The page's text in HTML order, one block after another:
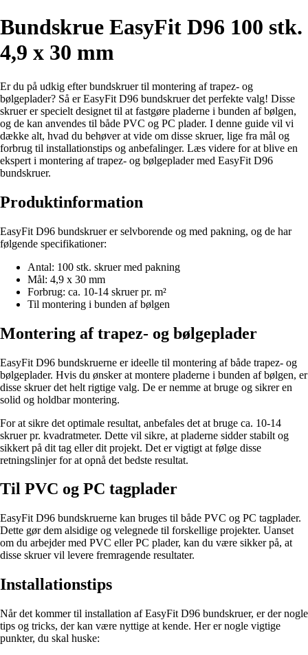
Bundskrue EasyFit D96 100 stk.
4,9 x 30 mm
Er du på udkig efter bundskruer til montering af trapez- og
bølgeplader? Så er EasyFit D96 bundskruer det perfekte valg! Disse
skruer er specielt designet til at fastgøre pladerne i bunden af bølgen,
og de kan anvendes til både PVC og PC plader. I denne guide vil vi
dække alt, hvad du behøver at vide om disse skruer, lige fra mål og
forbrug til installationstips og anbefalinger. Læs videre for at blive en
ekspert i montering af trapez- og bølgeplader med EasyFit D96
bundskruer.
Produktinformation
EasyFit D96 bundskruer er selvborende og med pakning, og de har
følgende specifikationer:
Antal: 100 stk. skruer med pakning
Mål: 4,9 x 30 mm
Forbrug: ca. 10-14 skruer pr. m²
Til montering i bunden af bølgen
Montering af trapez- og bølgeplader
EasyFit D96 bundskruerne er ideelle til montering af både trapez- og
bølgeplader. Hvis du ønsker at montere pladerne i bunden af bølgen, er
disse skruer det helt rigtige valg. De er nemme at bruge og sikrer en
solid og holdbar montering.
For at sikre det optimale resultat, anbefales det at bruge ca. 10-14
skruer pr. kvadratmeter. Dette vil sikre, at pladerne sidder stabilt og
sikkert på dit tag eller dit projekt. Det er vigtigt at følge disse
retningslinjer for at opnå det bedste resultat.
Til PVC og PC tagplader
EasyFit D96 bundskruerne kan bruges til både PVC og PC tagplader.
Dette gør dem alsidige og velegnede til forskellige projekter. Uanset
om du arbejder med PVC eller PC plader, kan du være sikker på, at
disse skruer vil levere fremragende resultater.
Installationstips
Når det kommer til installation af EasyFit D96 bundskruer, er der nogle
tips og tricks, der kan være nyttige at kende. Her er nogle vigtige
punkter, du skal huske: